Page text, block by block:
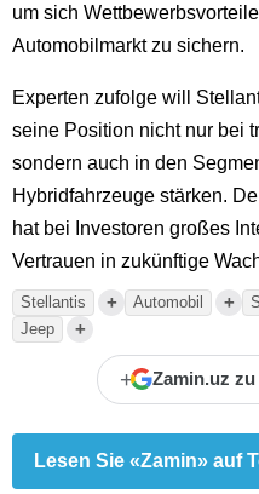
um sich
Automobilmarkt zu sichern.
Experten zufolge will
seine Position nicht nur bei
sondern auch in den
Hybridfahrzeuge stärken.
hat bei Investoren großes
Vertrauen in zukünftige
Stellantis + Automobil +
Jeep +
+ Zamin.uz
Lesen Sie «Zamin» auf